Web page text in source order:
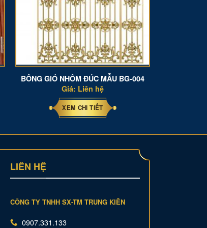
BÔNG GIÓ NHÔM ĐÚC MẪU BG-004
Giá: Liên hệ
XEM CHI TIẾT
LIÊN HỆ
CÔNG TY TNHH SX-TM TRUNG KIÊN
0907.331.133